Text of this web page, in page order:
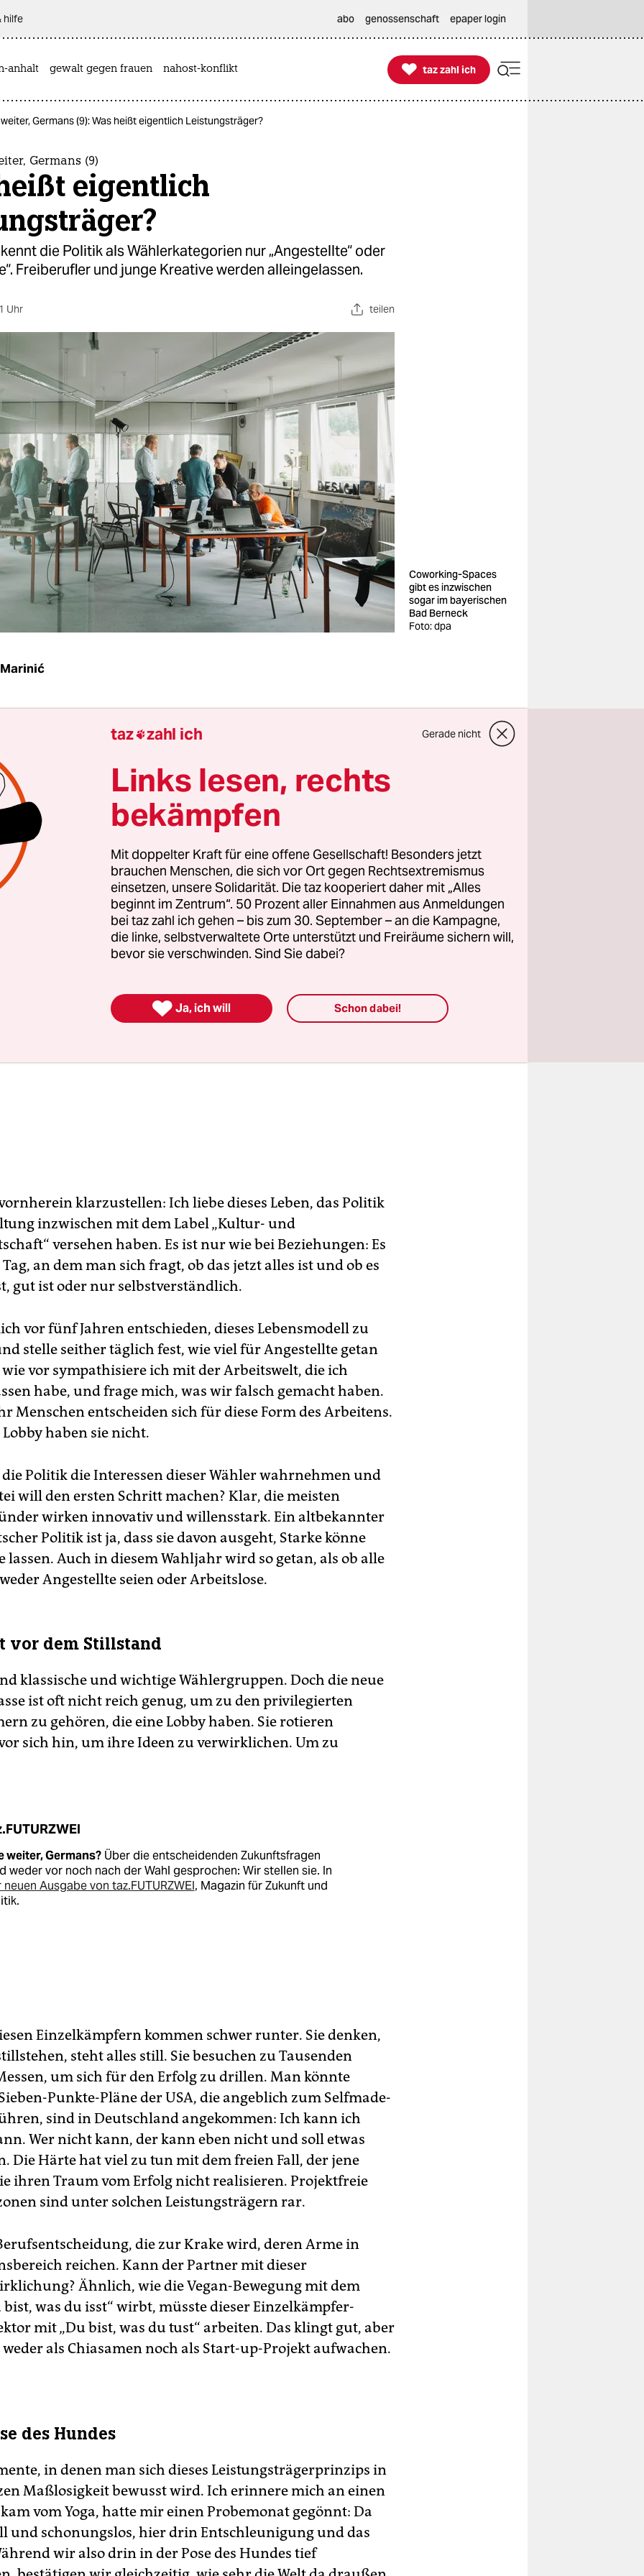
hilfe abo genossenschaft epaper login
anhalt gewalt gegen frauen nahost-konflikt 
taz zahl ich
taz zahl ich
Germans (9): Was heißt eigentlich Leistungsträger?
Germans (9)
eigentlich
die Politik als Wählerkategorien nur „Angestellte“ oder
Freiberufler und junge Kreative werden alleingelassen.
Uhr teilen
Coworking-Spaces
gibt es inzwischen
sogar im bayerischen
Bad Berneck
Foto: dpa
eigentlich Leistungsträger? Das erste Mal habe ich mich
in der Nacht gefragt und diese Frage über Twitter in die
Ich konnte nach einem langen Arbeitstag nicht
und warf den PC an, damit er mir Gesellschaft leistet.
Minuten antwortete auch schon, von irgendeiner
des Äthers aus, der beliebte WDR-Moderator Max von
der von Leistung träge ist.“ Da surfen also zwei
um die 40 nach Mitternacht in ihren sozialen
und einigen sich auf das Träge in Leistungsträger.
klarzustellen: Ich liebe dieses Leben, das Politik
inzwischen mit dem Label „Kultur- und
versehen haben. Es ist nur wie bei Beziehungen: Es
an dem man sich fragt, ob das jetzt alles ist und ob es
gut ist oder nur selbstverständlich.
vor fünf Jahren entschieden, dieses Lebensmodell zu
stelle seither täglich fest, wie viel für Angestellte getan
vor sympathisiere ich mit der Arbeitswelt, die ich
habe, und frage mich, was wir falsch gemacht haben.
Menschen entscheiden sich für diese Form des Arbeitens.
haben sie nicht.
Politik die Interessen dieser Wähler wahrnehmen und
will den ersten Schritt machen? Klar, die meisten
wirken innovativ und willensstark. Ein altbekannter
Politik ist ja, dass sie davon ausgeht, Starke könne
lassen. Auch in diesem Wahljahr wird so getan, als ob alle
Angestellte seien oder Arbeitslose.
vor dem Stillstand
klassische und wichtige Wählergruppen. Doch die neue
ist oft nicht reich genug, um zu den privilegierten
zu gehören, die eine Lobby haben. Sie rotieren
sich hin, um ihre Ideen zu verwirklichen. Um zu
weiter, Germans?Über die entscheidenden Zukunftsfragen
weder vor noch nach der Wahl gesprochen: Wir stellen sie. In
neuen Ausgabe von taz.FUTURZWEI, Magazin für Zukunft und
Einzelkämpfern kommen schwer runter. Sie denken,
steht alles still. Sie besuchen zu Tausenden
um sich für den Erfolg zu drillen. Man könnte
Punkte-Pläne der USA, die angeblich zum Selfmade-
sind in Deutschland angekommen: Ich kann ich
Wer nicht kann, der kann eben nicht und soll etwas
Die Härte hat viel zu tun mit dem freien Fall, der jene
ihren Traum vom Erfolg nicht realisieren. Projektfreie
sind unter solchen Leistungsträgern rar.
die zur Krake wird, deren Arme in
reichen. Kann der Partner mit dieser
Ähnlich, wie die Vegan-Bewegung mit dem
bist, was du isst“ wirbt, müsste dieser Einzelkämpfer-
mit „Du bist, was du tust“ arbeiten. Das klingt gut, aber
als Chiasamen noch als Start-up-Projekt aufwachen.
des Hundes
in denen man sich dieses Leistungsträgerprinzips in
Maßlosigkeit bewusst wird. Ich erinnere mich an einen
vom Yoga, hatte mir einen Probemonat gegönnt: Da
und schonungslos, hier drin Entschleunigung und das
wir also drin in der Pose des Hundes tief
taz zahl ich Gerade nicht
Links lesen, rechts
bekämpfen
Mit doppelter Kraft für eine offene Gesellschaft! Besonders jetzt
brauchen Menschen, die sich vor Ort gegen Rechtsextremismus
einsetzen, unsere Solidarität. Die taz kooperiert daher mit „Alles
beginnt im Zentrum“. 50 Prozent aller Einnahmen aus Anmeldungen
bei taz zahl ich gehen – bis zum 30. September – an die Kampagne,
die linke, selbstverwaltete Orte unterstützt und Freiräume sichern will,
bevor sie verschwinden. Sind Sie dabei?
 Ja, ich will Schon dabei!